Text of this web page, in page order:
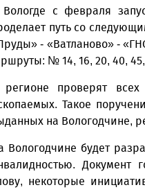
с февраля
путь со
- «Ватланово» -
№ 14, 16, 20, 40,
проверят всех
Такое
на Вологодчине,
Вологодчине будет
Документ
некоторые